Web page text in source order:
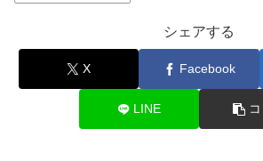
シェアする
X Facebook
LINE